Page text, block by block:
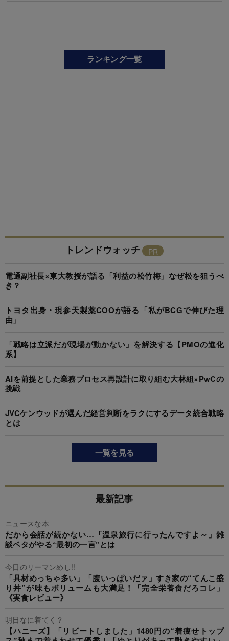
ランキング一覧
トレンドウォッチ
電通副社長×東大教授が語る「利益の松竹梅」なぜ松を狙うべ
き？
トヨタ出身・現参天製薬COOが語る「私がBCGで伸びた理
由」
「戦略は立派だが現場が動かない」を解決する【PMOの進化
系】
AIを前提とした業務プロセス再設計に取り組む大林組×PwCの
挑戦
JVCケンウッドが選んだ経営判断をラクにするデータ統合戦略
とは
一覧を見る
最新記事
ニュースな本
だから会話が続かない…「温泉旅行に行ったんですよ～」雑
談ベタがやる“最初の一言”とは
今日のリーマンめし!!
「具材めっちゃ多い」「腹いっぱいだァ」すき家の“てんこ盛
り丼”が味もボリュームも大満足！「完全栄養食だろコレ」
《実食レビュー》
明日なに着てく？
【ハニーズ】「リピートしました」1480円の“着痩せトップ